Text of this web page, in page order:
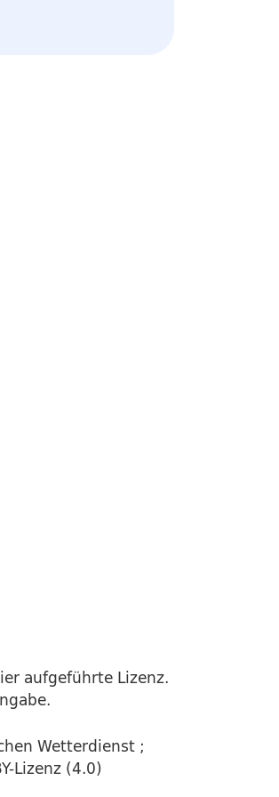
aufgeführte Lizenz.
Wetterdienst ;
Lizenz (4.0)